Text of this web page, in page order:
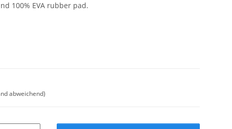
100% EVA rubber pad.
abweichend)